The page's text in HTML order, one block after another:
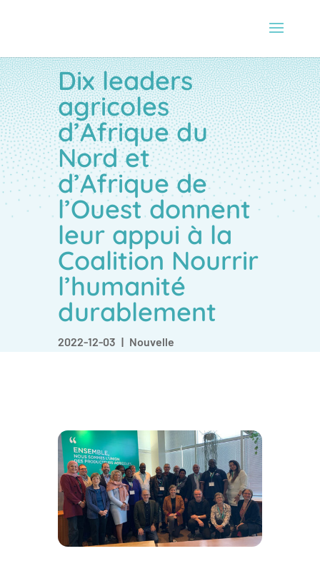
Dix leaders
agricoles
d’Afrique du
Nord et
d’Afrique de
l’Ouest donnent
leur appui à la
Coalition Nourrir
l’humanité
durablement
2022-12-03 Nouvelle